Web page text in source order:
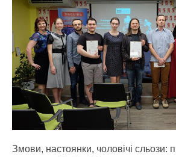
Змови, настоянки, чоловічі сльози: